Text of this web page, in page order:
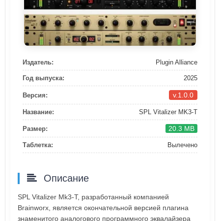
Издатель: Plugin Alliance
Год выпуска: 2025
Версия: v.1.0.0
Название: SPL Vitalizer MK3-T
Размер: 20.3 MB
Таблетка: Вылечено
Описание
SPL Vitalizer Mk3-T, разработанный компанией
Brainworx, является окончательной версией плагина
знаменитого аналогового программного эквалайзера